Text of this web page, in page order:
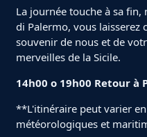
La journée touche à sa fin,
di Palermo, vous
souvenir de nous et de
merveilles de la Sicile.
14h00 o 19h00 Retour à
**L'itinéraire peut varier
météorologiques et